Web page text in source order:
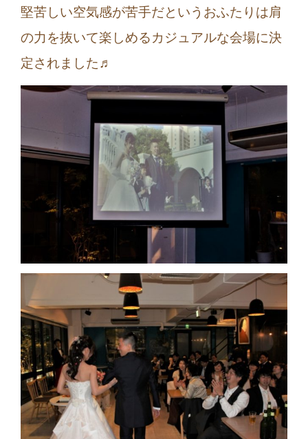
堅苦しい空気感が苦手だというおふたりは肩
の力を抜いて楽しめるカジュアルな会場に決
定されました♬